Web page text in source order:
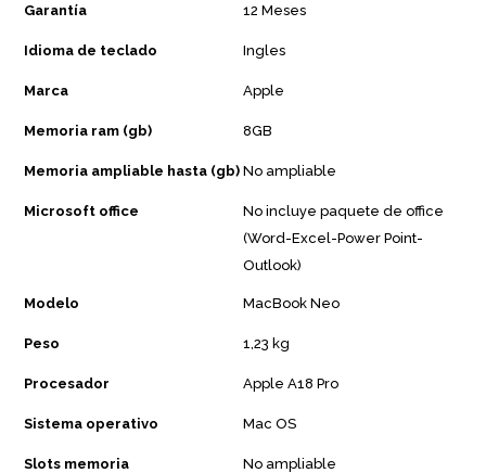
Garantía 12 Meses
Idioma de teclado Ingles
Marca Apple
Memoria ram (gb) 8GB
Memoria ampliable hasta (gb) No ampliable
Microsoft office
No incluye paquete de office
(Word-Excel-Power Point-
Outlook)
Modelo MacBook Neo
Peso 1,23 kg
Procesador Apple A18 Pro
Sistema operativo Mac OS
Slots memoria No ampliable